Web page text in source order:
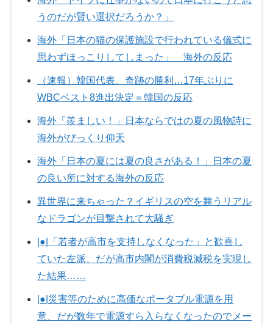
うのだが賢い選択だろうか？」
海外「日本の猫の保護施設で行われている儀式に
思わずほっこりしてしまった」 海外の反応
（速報）韓国代表、奇跡の勝利…17年ぶりに
WBCベスト8進出決定＝韓国の反応
海外「羨ましい！」日本ならではの夏の風物詩に
海外がびっくり仰天
海外「日本の夏には夏の良さがある！」日本の夏
の良い所に対する海外の反応
異世界に来ちゃった？イギリスの空を舞うリアル
なドラゴンが目撃されて大騒ぎ
|●|「若者が高市を支持しなくなった」と歓喜し
ていた左派、だが高市内閣が消費税減税を実現し
た結果……
|●|災害等のために高価なポータブル電源を用
意、だが数年で電源すら入らなくなったのでメー